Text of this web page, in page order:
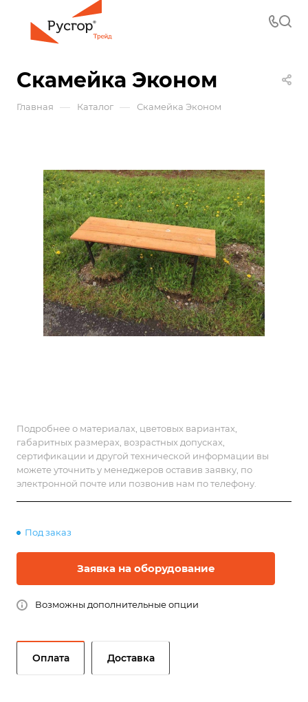
Скамейка Эконом
Главная — Каталог — Скамейка Эконом
Подробнее о материалах, цветовых вариантах,
габаритных размерах, возрастных допусках,
сертификации и другой технической информации вы
можете уточнить у менеджеров оставив заявку, по
электронной почте или позвонив нам по телефону.
Под заказ
Заявка на оборудование
Возможны дополнительные опции
Оплата Доставка